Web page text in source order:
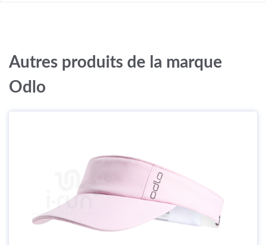
Autres produits de la marque
Odlo